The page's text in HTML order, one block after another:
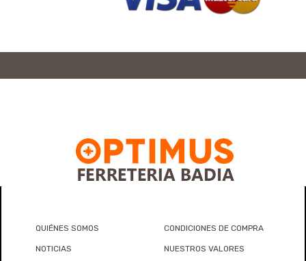
QUIÉNES SOMOS CONDICIONES DE COMPRA
NOTICIAS NUESTROS VALORES